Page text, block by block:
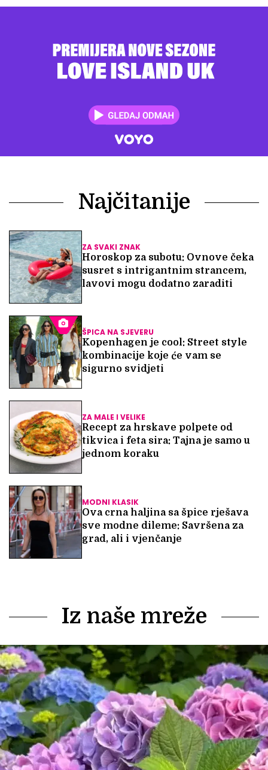
Najčitanije
ZA SVAKI ZNAK
Horoskop za subotu: Ovnove čeka
susret s intrigantnim strancem,
lavovi mogu dodatno zaraditi
ŠPICA NA SJEVERU
Kopenhagen je cool: Street style
kombinacije koje će vam se
sigurno svidjeti
ZA MALE I VELIKE
Recept za hrskave polpete od
tikvica i feta sira: Tajna je samo u
jednom koraku
MODNI KLASIK
Ova crna haljina sa špice rješava
sve modne dileme: Savršena za
grad, ali i vjenčanje
Iz naše mreže